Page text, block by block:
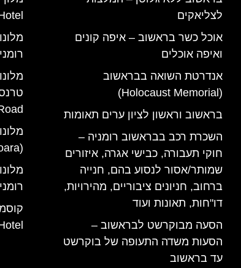
לצליאקים
אוכל כשר בראשוב – איפה קונים
ואיפה אוכלים
אנדרטת השואה בבראשוב
(Holocaust Memorial)
בראשוב וראשון לציון ערים תאומות
השכרת רכב בבראשוב רומניה –
חוקי תעבורה, כבישי אגרה, איזורים
שמותר/אסור לנסוע בהם, חנייה
ברחוב, חניונים ציבוריים, מהירויות,
דו"חות, תאונות ועוד
הסעה מבוקרשט לבראשוב –
הסעות משדה התעופה של בוקרשט
עד בראשוב
(Sighișoara) רומניה